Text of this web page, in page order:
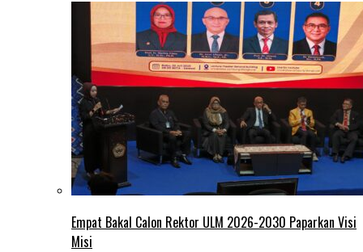
Empat Bakal Calon Rektor ULM 2026-2030 Paparkan Visi
Misi